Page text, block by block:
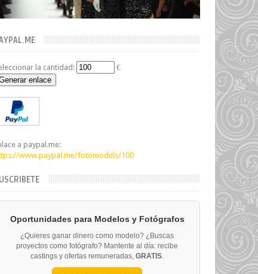
la cantidad:
€
enlace
a paypal.me:
www.paypal.me/fotomodels/100
Oportunidades para Modelos y Fotógrafos
¿Quieres ganar dinero como modelo? ¿Buscas
proyectos como fotógrafo? Mantente al día: recibe
castings y ofertas remuneradas,GRATIS.